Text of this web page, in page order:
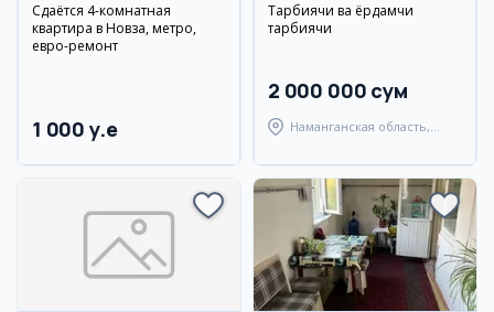
Сдаётся 4-комнатная
квартира в Новза, метро,
евро-ремонт
1 000 y.e
Тарбиячи ва ёрдамчи
тарбиячи
2 000 000 сум
Наманганская область,